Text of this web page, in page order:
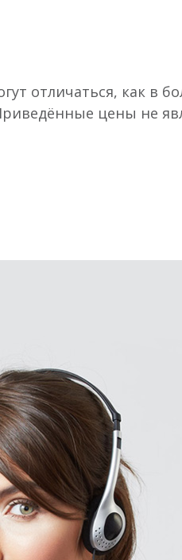
отличаться, как в
цены не